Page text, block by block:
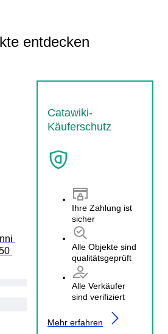
entdecken
Catawiki-
Käuferschutz
Ihre Zahlung ist
sicher
Alle Objekte sind
qualitätsgeprüft
Alle Verkäufer
sind verifiziert
Mehr erfahren